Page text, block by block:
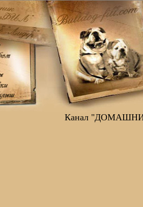
Канал